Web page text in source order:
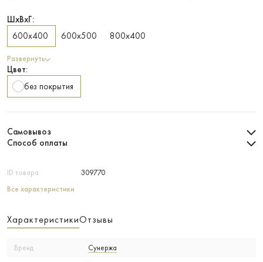
ID товара 309770
Все характеристики
ШхВхГ:
600х400
600х500 800х400
Развернуть
Цвет:
без покрытия
Самовывоз
Способ оплаты
ХарактеристикиОтзывы
Бренд Сунержа